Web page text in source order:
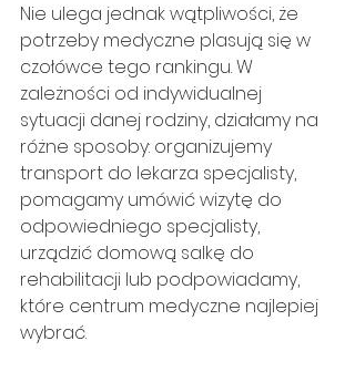
Nie ulega jednak wątpliwości, że
potrzeby medyczne plasują się w
czołówce tego rankingu. W
zależności od indywidualnej
sytuacji danej rodziny, działamy na
różne sposoby: organizujemy
transport do lekarza specjalisty,
pomagamy umówić wizytę do
odpowiedniego specjalisty,
urządzić domową salkę do
rehabilitacji lub podpowiadamy,
które centrum medyczne najlepiej
wybrać.